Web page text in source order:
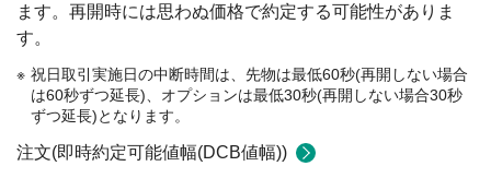
ます。再開時には思わぬ価格で約定する可能性がありま
す。
祝日取引実施日の中断時間は、先物は最低60秒(再開しない場合
は60秒ずつ延長)、オプションは最低30秒(再開しない場合30秒
ずつ延長)となります。
注文(即時約定可能値幅(DCB値幅))